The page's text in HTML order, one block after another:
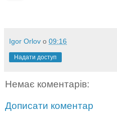
Igor Orlov о 09:16
Надати доступ
Немає коментарів:
Дописати коментар